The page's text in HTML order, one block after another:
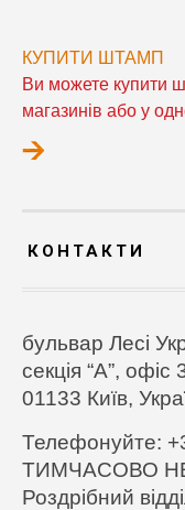
КУПИТИ ШТАМП
Ви можете купити
магазинів або у
КОНТАКТИ
бульвар Лесі
секція “А”, офіс
01133 Київ,
Телефонуйте:
ТИМЧАСОВО
Роздрібний